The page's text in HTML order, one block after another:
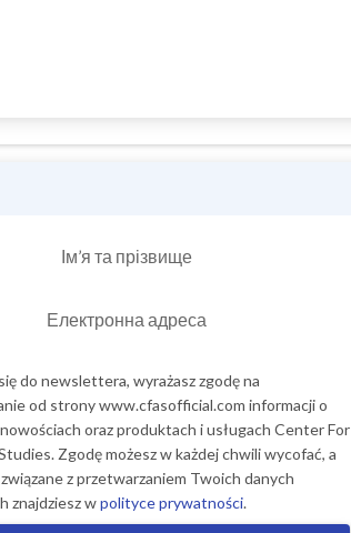
Ім’я та прізвище
Електронна адреса
do newslettera, wyrażasz zgodę na
od strony www.cfasofficial.com informacji o
oraz produktach i usługach Center For
Zgodę możesz w każdej chwili wycofać, a
związane z przetwarzaniem Twoich danych
znajdziesz wpolityce prywatności.